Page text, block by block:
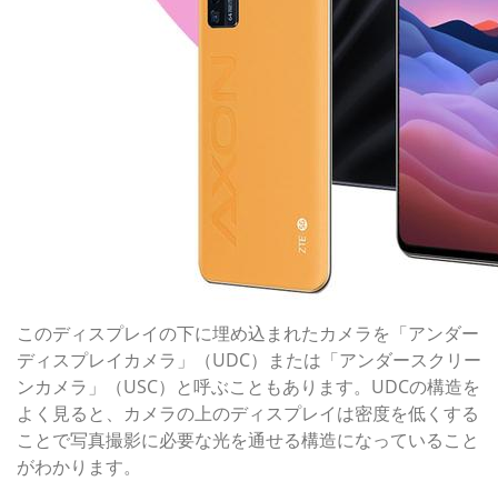
このディスプレイの下に埋め込まれたカメラを「アンダー
ディスプレイカメラ」（UDC）または「アンダースクリー
ンカメラ」（USC）と呼ぶこともあります。UDCの構造を
よく見ると、カメラの上のディスプレイは密度を低くする
ことで写真撮影に必要な光を通せる構造になっていること
がわかります。